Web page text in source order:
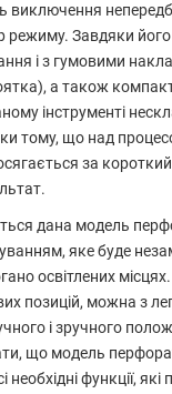
виключення
режиму. Завдяки
і з гумовими
а також
інструменті
тому, що над
за короткий
дана модель
яке буде
освітлених
позицій, можна з
і зручного
що модель
необхідніфункції, які